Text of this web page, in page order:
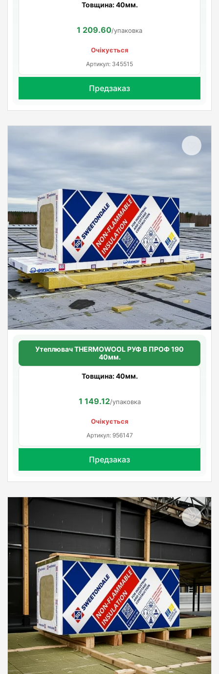
Товщина: 40мм.
1 209.60/упаковка
Очікується
Артикул: 345515
Предзаказ
Утеплювач THERMOWOOL РУФ В ПРОФ 190
40мм.
Товщина: 40мм.
1 149.12/упаковка
Очікується
Артикул: 956147
Предзаказ